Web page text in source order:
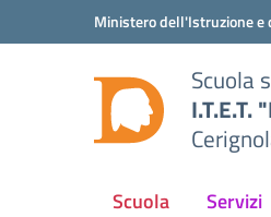
Vai ai contenuti
Vai al menu di navigazione
Ministero dell'Istruzione e
Scuola
I.T.E.T.
Scuola Servizi